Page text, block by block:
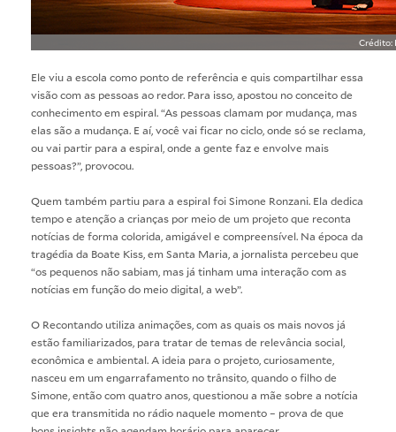
Crédito:
Ele viu a escola como ponto de referência e quis compartilhar essa
visão com as pessoas ao redor. Para isso, apostou no conceito de
conhecimento em espiral. “As pessoas clamam por mudança, mas
elas são a mudança. E aí, você vai ficar no ciclo, onde só se reclama,
ou vai partir para a espiral, onde a gente faz e envolve mais
pessoas?”, provocou.
Quem também partiu para a espiral foi Simone Ronzani. Ela dedica
tempo e atenção a crianças por meio de um projeto que reconta
notícias de forma colorida, amigável e compreensível. Na época da
tragédia da Boate Kiss, em Santa Maria, a jornalista percebeu que
“os pequenos não sabiam, mas já tinham uma interação com as
notícias em função do meio digital, a web”.
O Recontando utiliza animações, com as quais os mais novos já
estão familiarizados, para tratar de temas de relevância social,
econômica e ambiental. A ideia para o projeto, curiosamente,
nasceu em um engarrafamento no trânsito, quando o filho de
Simone, então com quatro anos, questionou a mãe sobre a notícia
que era transmitida no rádio naquele momento – prova de que